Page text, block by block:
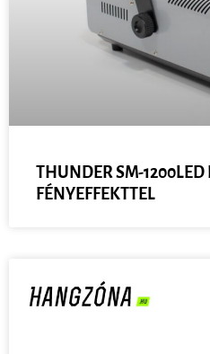
THUNDER SM-1200LED
FÉNYEFFEKTTEL